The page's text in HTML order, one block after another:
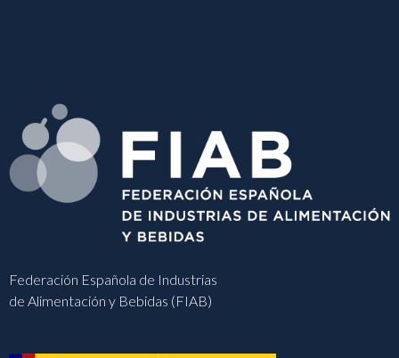
Federación Española de Industrias
de Alimentación y Bebidas (FIAB)